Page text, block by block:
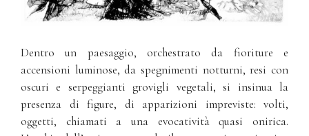
Dentro un paesaggio, orchestrato da fioriture e
accensioni luminose, da spegnimenti notturni, resi con
oscuri e serpeggianti grovigli vegetali, si insinua la
presenza di figure, di apparizioni impreviste: volti,
oggetti, chiamati a una evocatività quasi onirica.